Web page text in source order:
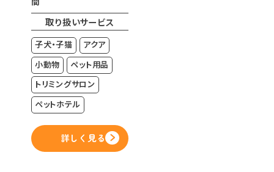
取り扱いサービス
子犬・子猫
アクア
小動物
ペット用品
トリミングサロン
ペットホテル
詳しく見る